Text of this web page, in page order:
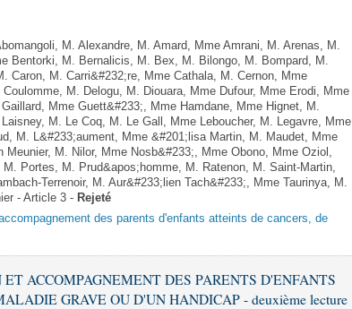
M. Alexandre, M. Amard, Mme Amrani, M. Arenas, M.
Bentorki, M. Bernalicis, M. Bex, M. Bilongo, M. Bompard, M.
Caron, M. Carri&#232;re, Mme Cathala, M. Cernon, Mme
M. Delogu, M. Diouara, Mme Dufour, Mme Erodi, Mme
Mme Guett&#233;, Mme Hamdane, Mme Hignet, M.
M. Le Coq, M. Le Gall, Mme Leboucher, M. Legavre, Mme
M. L&#233;aument, Mme &#201;lisa Martin, M. Maudet, Mme
Meunier, M. Nilor, Mme Nosb&#233;, Mme Obono, Mme Oziol,
Portes, M. Prud&apos;homme, M. Ratenon, M. Saint-Martin,
Terrenoir, M. Aur&#233;lien Tach&#233;, Mme Taurinya, M.
- Article 3 - Rejeté
des parents d'enfants atteints de cancers, de
ET ACCOMPAGNEMENT DES PARENTS D'ENFANTS
GRAVE OU D'UN HANDICAP - deuxième lecture